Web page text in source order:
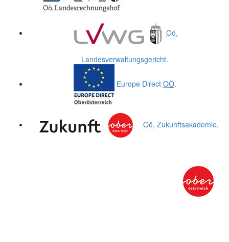
Oö.
Landesverwaltungsgericht.
Europe Direct OÖ.
Oö. Zukunftsakademie.